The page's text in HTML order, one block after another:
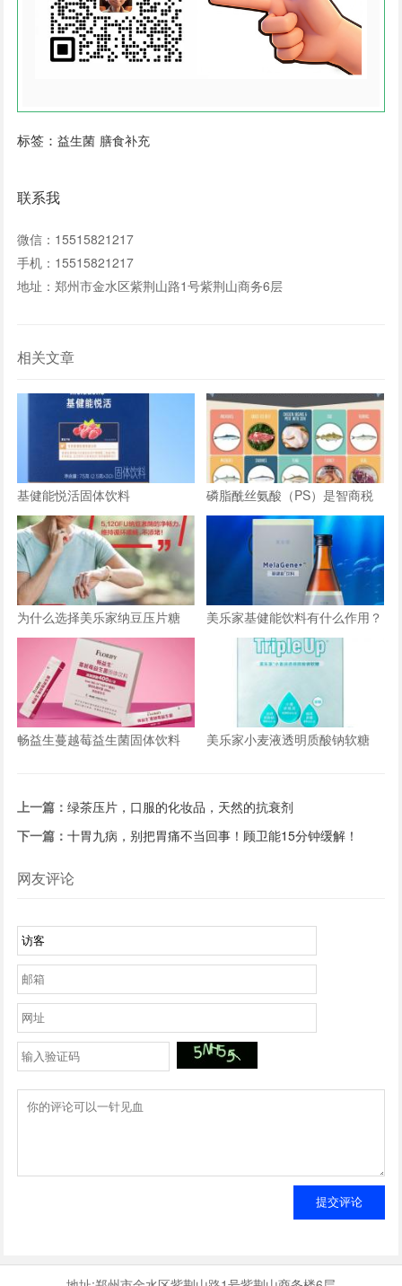
标签：益生菌 膳食补充
联系我
微信：15515821217
手机：15515821217
地址：郑州市金水区紫荆山路1号紫荆山商务6层
相关文章
基健能悦活固体饮料
磷脂酰丝氨酸（PS）是智商税
还是真有用？安全补充指南来了
为什么选择美乐家纳豆压片糖
果？美乐家纳豆的核心功效
美乐家基健能饮料有什么作用？
畅益生蔓越莓益生菌固体饮料 美乐家小麦液透明质酸钠软糖
上一篇：绿茶压片，口服的化妆品，天然的抗衰剂
下一篇：十胃九病，别把胃痛不当回事！顾卫能15分钟缓解！
网友评论
提交评论